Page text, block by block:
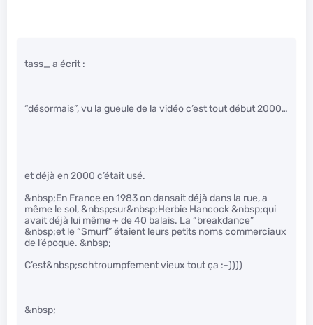
tass_ a écrit :
“désormais”, vu la gueule de la vidéo c’est tout début 2000…
et déjà en 2000 c’était usé.
&nbsp;En France en 1983 on dansait déjà dans la rue, a
même le sol, &nbsp;sur&nbsp;Herbie Hancock &nbsp;qui
avait déjà lui même + de 40 balais. La “breakdance”
&nbsp;et le “Smurf” étaient leurs petits noms commerciaux
de l’époque. &nbsp;
C’est&nbsp;schtroumpfement vieux tout ça :-))))
&nbsp;